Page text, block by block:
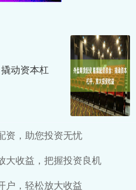
动资本杠
资，助您投资无忧
大收益，把握投资良机
户，轻松放大收益